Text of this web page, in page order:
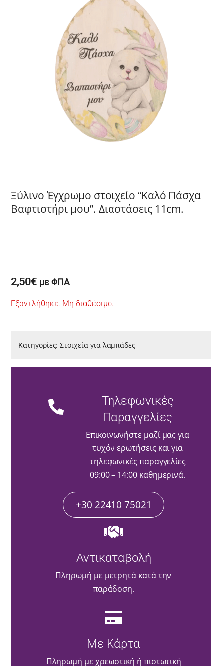
Ξύλινο Έγχρωμο στοιχείο “Καλό Πάσχα
Βαφτιστήρι μου”. Διαστάσεις 11cm.
2,50€ με ΦΠΑ
Εξαντλήθηκε. Μη διαθέσιμο.
Κατηγορίες:Στοιχεία για λαμπάδες
Τηλεφωνικές
Παραγγελίες
Επικοινωνήστε μαζί μας για
τυχόν ερωτήσεις και για
τηλεφωνικές παραγγελίες
09:00 – 14:00 καθημερινά.
+30 22410 75021
Αντικαταβολή
Πληρωμή με μετρητά κατά την
παράδοση.
Με Κάρτα
Πληρωμή με χρεωστική ή πιστωτική